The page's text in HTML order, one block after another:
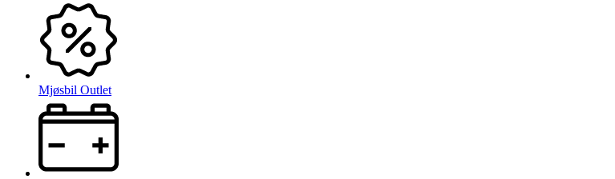
Mjøsbil Outlet